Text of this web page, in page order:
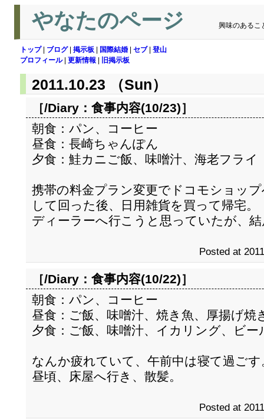
やなたのページ 興味のあるこ
トップ| ブログ| 掲示板 国際結婚 セブ| 登山
プロフィール| 更新情報 旧掲示板
2011.10.23 （Sun）
［/Diary： 食事内容(10/23)］
朝食：パン、コーヒー
昼食：長崎ちゃんぽん
夕食：鮭カニご飯、味噌汁、海老フライ
携帯の料金プラン変更でドコモショッ
して回った後、日用雑貨を買って帰宅。
ディーラーへ行こうと思っていたが、
Posted at
［/Diary： 食事内容(10/22)］
朝食：パン、コーヒー
昼食：ご飯、味噌汁、焼き魚、厚揚げ焼
夕食：ご飯、味噌汁、イカリング、ビ
なんか疲れていて、午前中は寝て過ごす
昼頃、床屋へ行き、散髪。
Posted at